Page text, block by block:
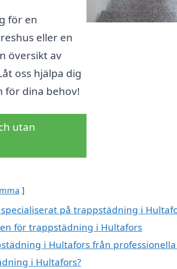
för en
eller en
översikt av
oss hjälpa dig
för dina behov!
utan
på trappstädning i
för trappstädning i Hultafors
i Hultafors från
i Hultafors?